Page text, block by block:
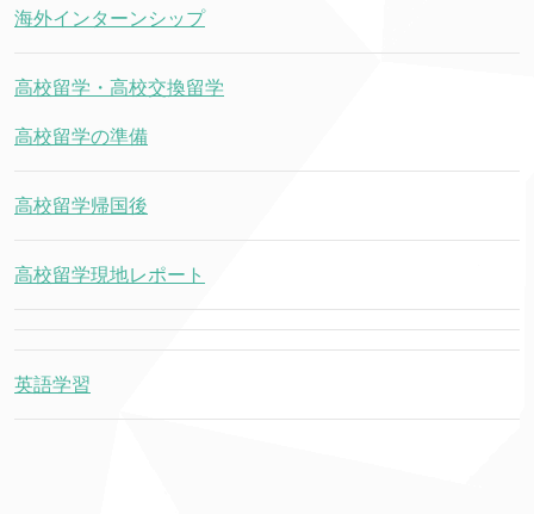
海外インターンシップ
高校留学・高校交換留学
高校留学の準備
高校留学帰国後
高校留学現地レポート
英語学習